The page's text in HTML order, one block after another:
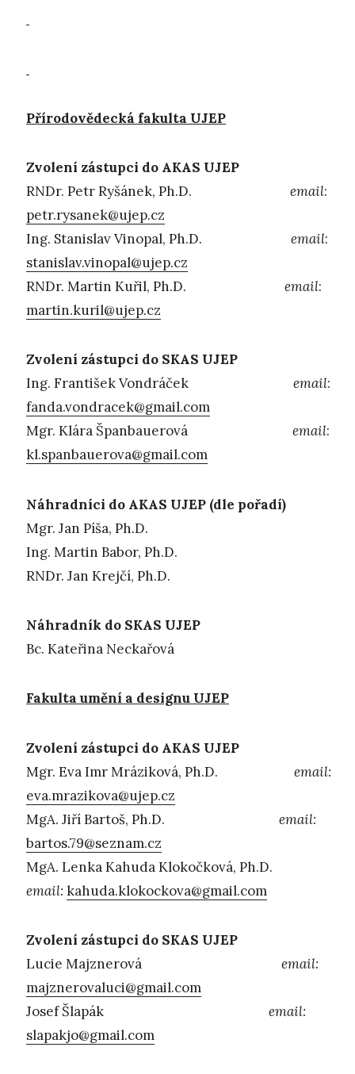
Přírodovědecká fakulta UJEP
Zvolení zástupci do AKAS UJEP
RNDr. Petr Ryšánek, Ph.D. email:
petr.rysanek@ujep.cz
Ing. Stanislav Vinopal, Ph.D. email:
stanislav.vinopal@ujep.cz
RNDr. Martin Kuřil, Ph.D. email:
martin.kuril@ujep.cz
Zvolení zástupci do SKAS UJEP
Ing. František Vondráček email:
fanda.vondracek@gmail.com
Mgr. Klára Španbauerová email:
kl.spanbauerova@gmail.com
Náhradníci do AKAS UJEP (dle pořadí)
Mgr. Jan Píša, Ph.D.
Ing. Martin Babor, Ph.D.
RNDr. Jan Krejčí, Ph.D.
Náhradník do SKAS UJEP
Bc. Kateřina Neckařová
Fakulta umění a designu UJEP
Zvolení zástupci do AKAS UJEP
Mgr. Eva Imr Mráziková, Ph.D. email:
eva.mrazikova@ujep.cz
MgA. Jiří Bartoš, Ph.D. email:
bartos.79@seznam.cz
MgA. Lenka Kahuda Klokočková, Ph.D.
email: kahuda.klokockova@gmail.com
Zvolení zástupci do SKAS UJEP
Lucie Majznerová email:
majznerovaluci@gmail.com
Josef Šlapák email:
slapakjo@gmail.com